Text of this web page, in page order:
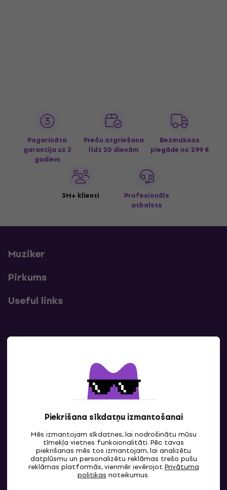
Piekrišana sīkdatņu izmantošanai
Mēs izmantojam sīkdatnes, lai nodrošinātu mūsu
tīmekļa vietnes funkcionalitāti. Pēc tavas
piekrišanas mēs tos izmantojam, lai analizētu
datplūsmu un personalizētu reklāmas trešo pušu
reklāmas platformās, vienmēr ievērojotPrivātuma
politikas noteikumus.
Pagarināta
garantija uz 3
gadiem
Preču atgriešana
līdz 30 dienām
Bezmaksas
piegāde no 299 €
3M+ klienti
Profesionāls
atbalsts
Muziker
Pirkums
Useful links
Sazinies ar mums
LV